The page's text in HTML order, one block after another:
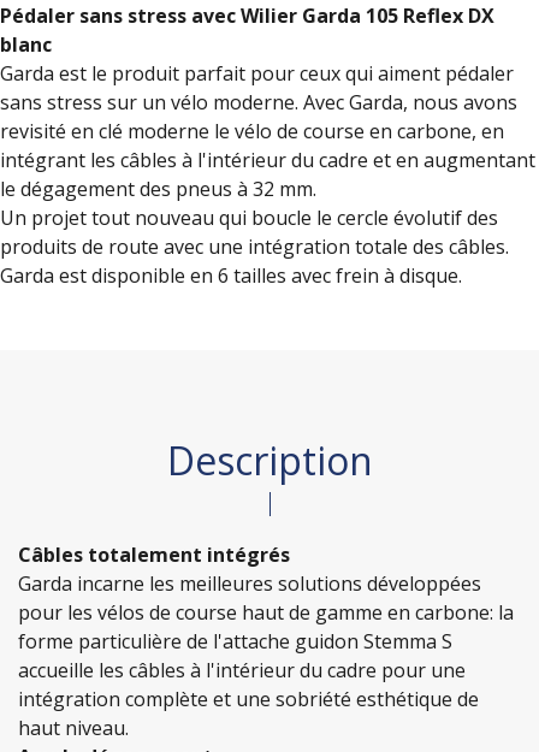
Pédaler sans stress avecWilier Garda 105 Reflex DX
blanc
Garda est le produit parfait pour ceux qui aiment pédaler
sans stress sur un vélo moderne. Avec Garda, nous avons
revisité en clé moderne le vélo de course en carbone, en
intégrant les câbles à l'intérieur du cadre et en augmentant
le dégagement des pneus à 32 mm.
Un projet tout nouveau qui boucle le cercle évolutif des
produits de route avec une intégration totale des câbles.
Garda est disponible en 6 tailles avec frein à disque.
Description
Câbles totalement intégrés
Garda incarne les meilleures solutions développées
pour les vélos de course haut de gamme en carbone: la
forme particulière de l'attache guidon Stemma S
accueille les câbles à l'intérieur du cadre pour une
intégration complète et une sobriété esthétique de
haut niveau.